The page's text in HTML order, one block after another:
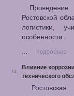
Проведение
Ростовской
логистики,
особенности.
...
подробнее
14.
Влияние
технического